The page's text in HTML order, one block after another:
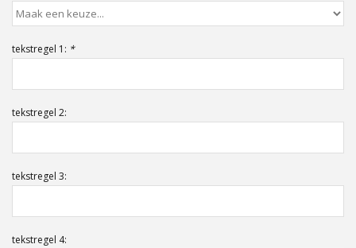
tekstregel 1: *
tekstregel 2:
tekstregel 3:
tekstregel 4: